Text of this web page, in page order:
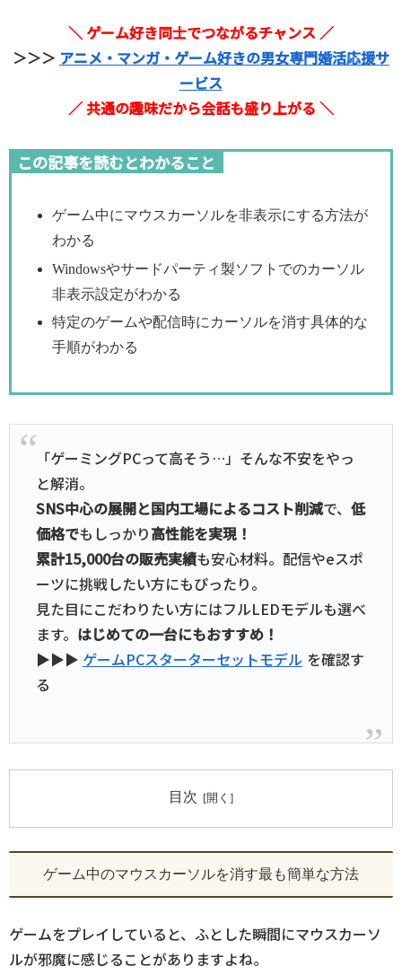
＼ ゲーム好き同士でつながるチャンス ／
＞＞＞ アニメ・マンガ・ゲーム好きの男女専門婚活応援サ
ービス
／ 共通の趣味だから会話も盛り上がる ＼
この記事を読むとわかること
ゲーム中にマウスカーソルを非表示にする方法が
わかる
Windowsやサードパーティ製ソフトでのカーソル
非表示設定がわかる
特定のゲームや配信時にカーソルを消す具体的な
手順がわかる
「ゲーミングPCって高そう…」そんな不安をやっ
と解消。
SNS中心の展開と国内工場によるコスト削減で、 低
価格でもしっかり高性能を実現！
累計15,000台の販売実績も安心材料。配信やeスポ
ーツに挑戦したい方にもぴったり。
見た目にこだわりたい方にはフルLEDモデルも選べ
ます。 はじめての一台にもおすすめ！
▶▶▶ ゲームPCスターターセットモデル を確認す
る
目次
ゲーム中のマウスカーソルを消す最も簡単な方法
ゲームをプレイしていると、ふとした瞬間にマウスカーソ
ルが邪魔に感じることがありますよね。